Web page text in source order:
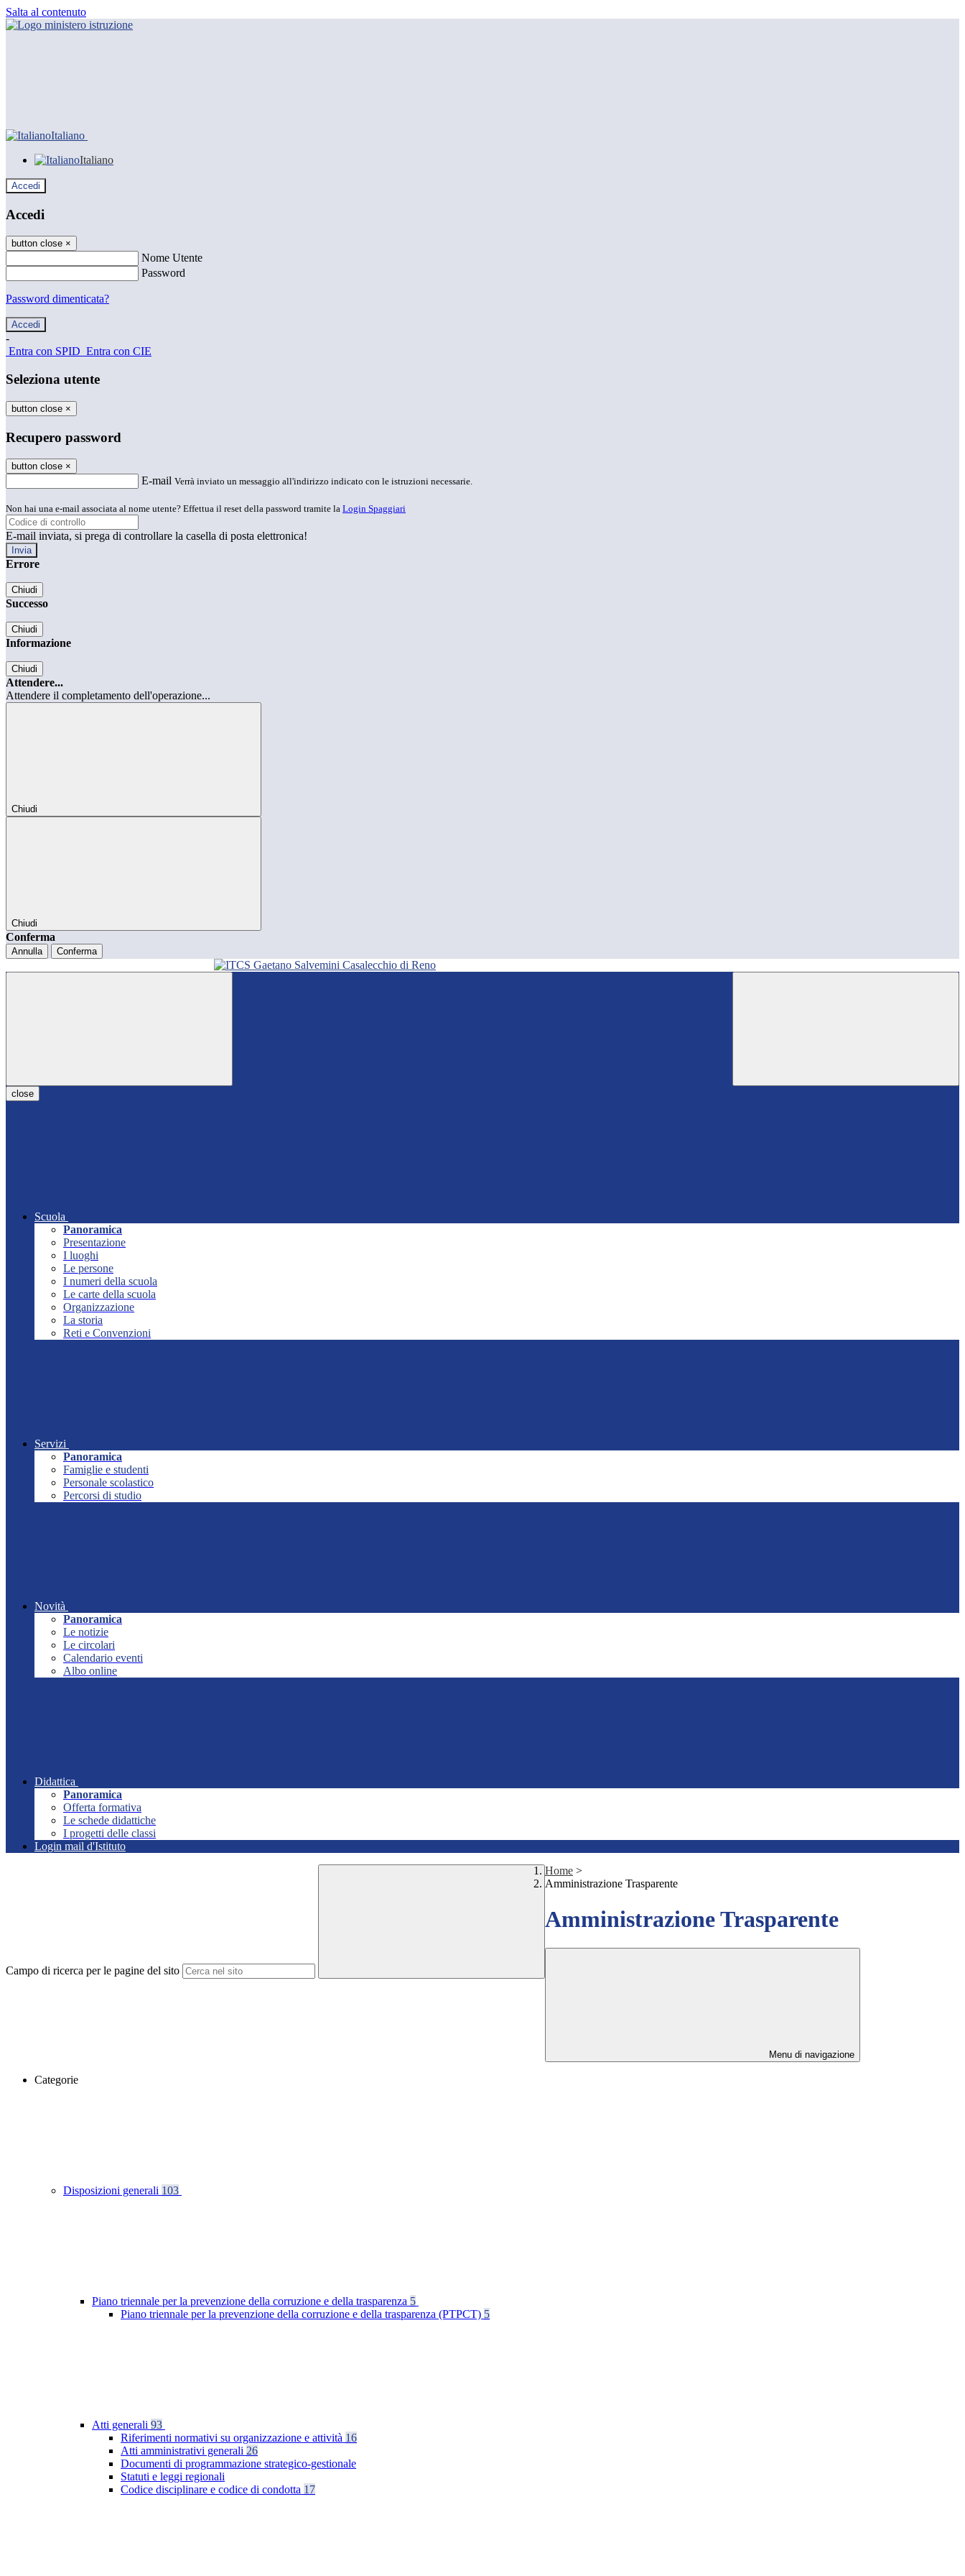
Salta al contenuto
Italiano
Italiano
Accedi
Accedi
button close ×
Nome Utente
Password
Password dimenticata?
-
Entra con SPID Entra con CIE
Seleziona utente
button close ×
Recupero password
button close ×
E-mail Verrà inviato un messaggio all'indirizzo indicato con le istruzioni necessarie.
Non hai una e-mail associata al nome utente? Effettua il reset della password tramite la Login Spaggiari
E-mail inviata, si prega di controllare la casella di posta elettronica!
Errore
Chiudi
Successo
Chiudi
Informazione
Chiudi
Attendere...
Attendere il completamento dell'operazione...
Chiudi
Chiudi
Conferma
Annulla Conferma
close
Scuola
Panoramica
Presentazione
I luoghi
Le persone
I numeri della scuola
Le carte della scuola
Organizzazione
La storia
Reti e Convenzioni
Servizi
Panoramica
Famiglie e studenti
Personale scolastico
Percorsi di studio
Novità
Panoramica
Le notizie
Le circolari
Calendario eventi
Albo online
Didattica
Panoramica
Offerta formativa
Le schede didattiche
I progetti delle classi
Login mail d'Istituto
Campo di ricerca per le pagine del sito
Home >
Amministrazione Trasparente
Amministrazione Trasparente
Menu di navigazione
Categorie
Disposizioni generali 103
Piano triennale per la prevenzione della corruzione e della trasparenza 5
Piano triennale per la prevenzione della corruzione e della trasparenza (PTPCT) 5
Atti generali 93
Riferimenti normativi su organizzazione e attività 16
Atti amministrativi generali 26
Documenti di programmazione strategico-gestionale
Statuti e leggi regionali
Codice disciplinare e codice di condotta 17